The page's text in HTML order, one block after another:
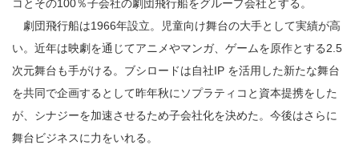
コとその100％子会社の劇団飛行船をグループ会社とする。
劇団飛行船は1966年設立。児童向け舞台の大手として実績が高
い。近年は映劇を通じてアニメやマンガ、ゲームを原作とする2.5
次元舞台も手がける。ブシロードは自社IP を活用した新たな舞台
を共同で企画するとして昨年秋にソプラティコと資本提携をした
が、シナジーを加速させるため子会社化を決めた。今後はさらに
舞台ビジネスに力をいれる。